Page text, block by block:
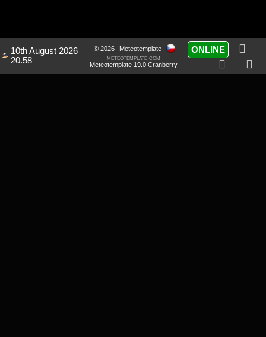
10th August 2026
20.58
© 2026
Meteotemplate
meteotemplate.com
Meteotemplate 19.0 Cranberry
ONLINE